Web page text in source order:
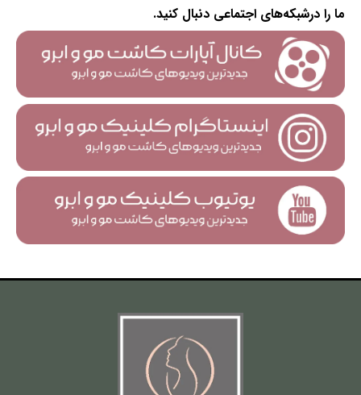
ما را درشبکه‌های اجتماعی دنبال کنید.